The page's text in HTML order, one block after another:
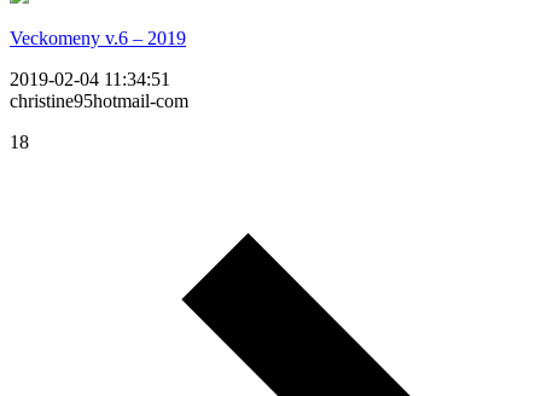
Veckomeny v.6 – 2019
2019-02-04 11:34:51
christine95hotmail-com
18